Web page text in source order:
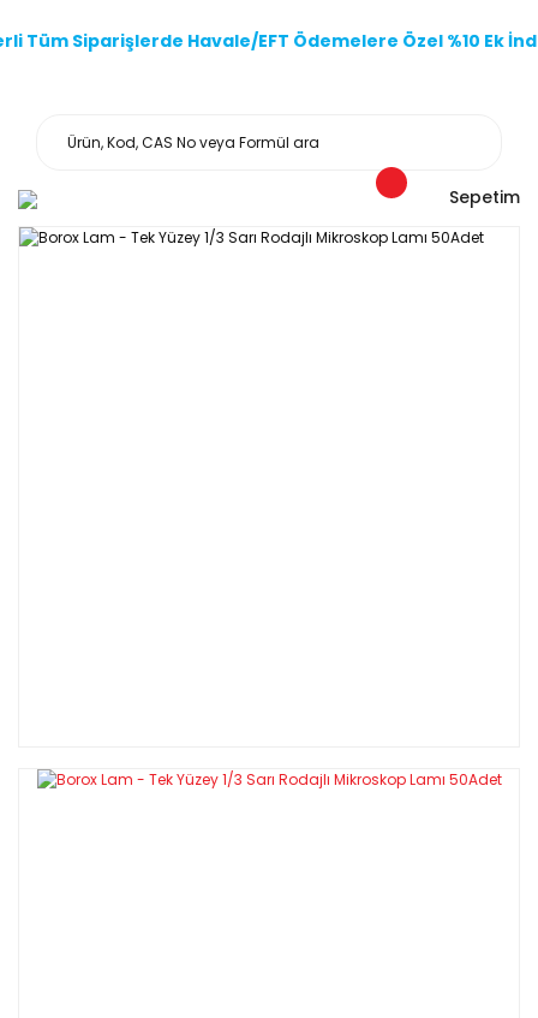
Tüm Siparişlerde Havale/EFT Ödemelere Özel %10 Ek
Sepetim